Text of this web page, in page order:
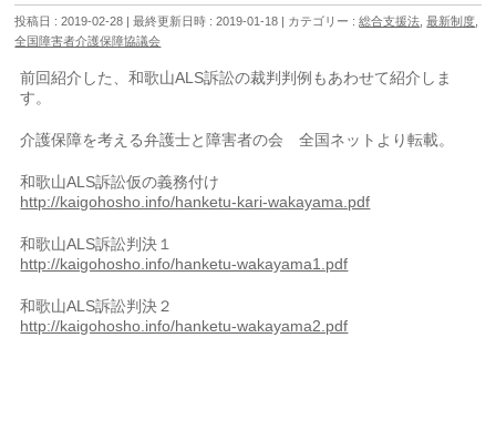
投稿日 : 2019-02-28 最終更新日時 : 2019-01-18 カテゴリー :総合支援法 ,最新制度
全国障害者介護保障協議会
前回紹介した、和歌山ALS訴訟の裁判判例もあわせて紹介しま
す。
介護保障を考える弁護士と障害者の会 全国ネットより転載。
和歌山ALS訴訟仮の義務付け
http://kaigohosho.info/hanketu-kari-wakayama.pdf
和歌山ALS訴訟判決１
http://kaigohosho.info/hanketu-wakayama1.pdf
和歌山ALS訴訟判決２
http://kaigohosho.info/hanketu-wakayama2.pdf